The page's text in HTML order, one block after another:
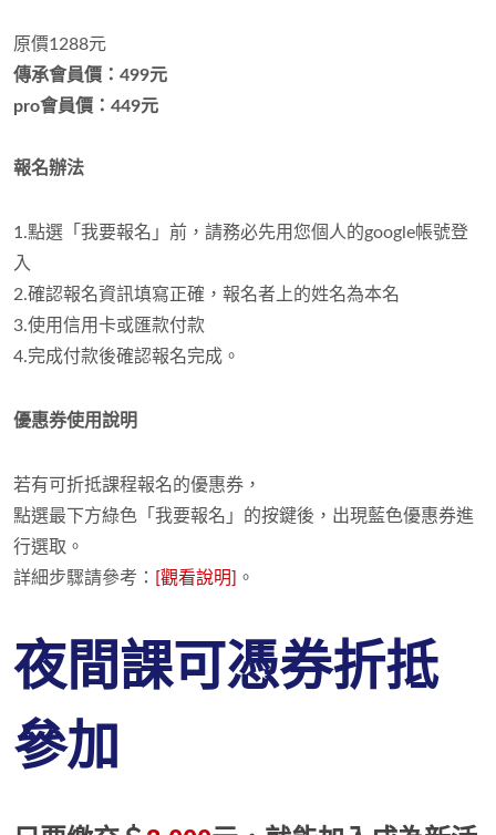
原價1288元
傳承會員價：499元
pro會員價：449元
報名辦法
1.點選「我要報名」前，請務必先用您個人的google帳號登
入
2.確認報名資訊填寫正確，報名者上的姓名為本名
3.使用信用卡或匯款付款
4.完成付款後確認報名完成。
優惠券使用說明
若有可折抵課程報名的優惠券，
點選最下方綠色「我要報名」的按鍵後，出現藍色優惠券進
行選取 。
詳細步驟請參考：
[觀看說明] 。
夜間課可憑券折抵
參加